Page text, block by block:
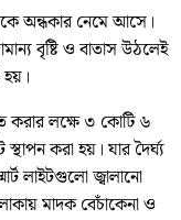
অন্ধকার নেমে আসে।
বৃষ্টি ও বাতাস উঠলেই
হয়।
করার লক্ষে ৩ কোটি ৬
করা হয়। যার দৈর্ঘ্য
লাইটগুলো জ্বালানো
মাদক বেচাঁকেনা ও